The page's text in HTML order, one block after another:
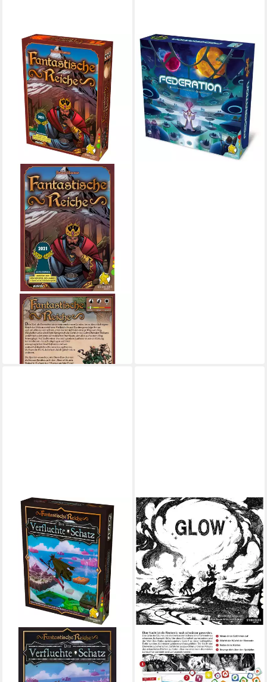
PEGASUS
Spiel Pegasus Fantastische
Reiche, Kartenspiel
ab 27,59 €
in 3-4 Werktagen bei dir
STROHMANN GAMES
Spiel Federation
ab 64,55 €
in 2-3 Werktagen bei dir
STROHMANN GAMES
Spiel Glow (Spiel)
40,40 €
in 2-3 Werktagen bei dir